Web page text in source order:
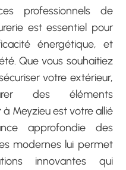
professionnels de
est essentiel pour
énergétique, et
Que vous souhaitiez
votre extérieur,
des éléments
à Meyzieu est votre allié
approfondie des
modernes lui permet
innovantes qui